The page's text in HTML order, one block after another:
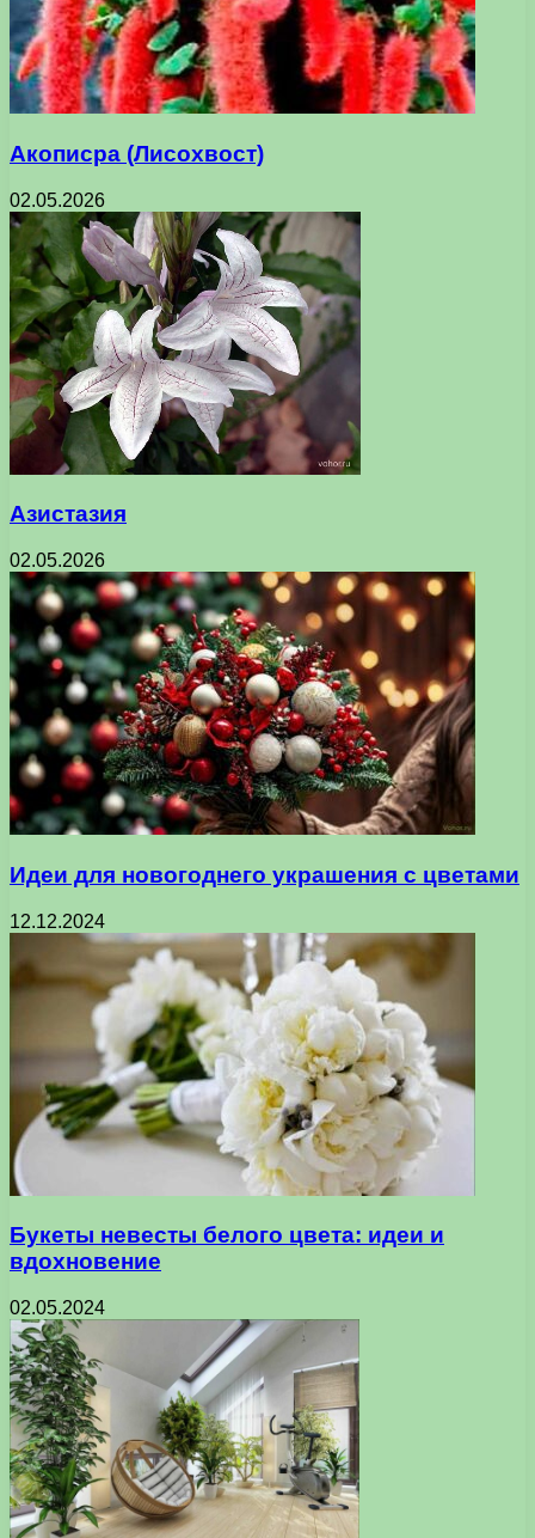
Акописра (Лисохвост)
02.05.2026
Азистазия
02.05.2026
Идеи для новогоднего украшения с цветами
12.12.2024
Букеты невесты белого цвета: идеи и
вдохновение
02.05.2024